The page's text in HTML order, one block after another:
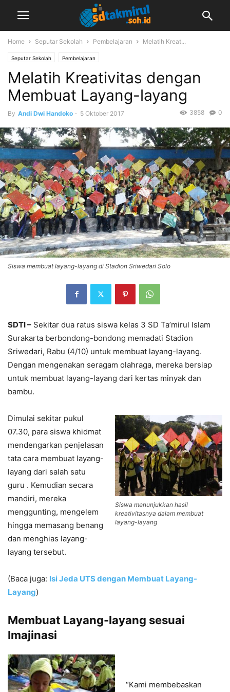
Home Seputar Sekolah Pembelajaran Melatih Kreat...
Seputar Sekolah Pembelajaran
Melatih Kreativitas dengan
Membuat Layang-layang
By Andi Dwi Handoko - 5 Oktober 2017 0
3858
Siswa membuat layang-layang di Stadion Sriwedari Solo
SDTI – Sekitar dua ratus siswa kelas 3 SD Ta’mirul Islam
Surakarta berbondong-bondong memadati Stadion
Sriwedari, Rabu (4/10) untuk membuat layang-layang.
Dengan mengenakan seragam olahraga, mereka bersiap
untuk membuat layang-layang dari kertas minyak dan
bambu.
Siswa menunjukkan hasil
kreativitasnya dalam membuat
layang-layang
Dimulai sekitar pukul
07.30, para siswa khidmat
mendengarkan penjelasan
tata cara membuat layang-
layang dari salah satu
guru . Kemudian secara
mandiri, mereka
menggunting, mengelem
hingga memasang benang
dan menghias layang-
layang tersebut.
(Baca juga: Isi Jeda UTS dengan Membuat Layang-
Layang)
Membuat Layang-layang sesuai
Imajinasi
“Kami membebaskan